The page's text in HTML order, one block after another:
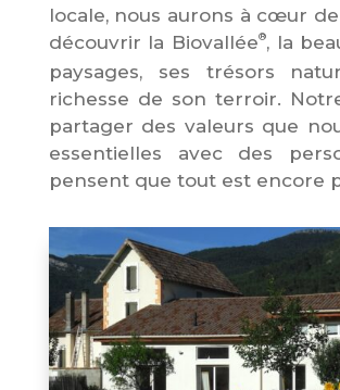
locale, nous aurons à cœur
découvrir la Biovallée®, la
paysages, ses trésors
richesse de son terroir.
partager des valeurs que
essentielles avec des
pensent que tout est encore